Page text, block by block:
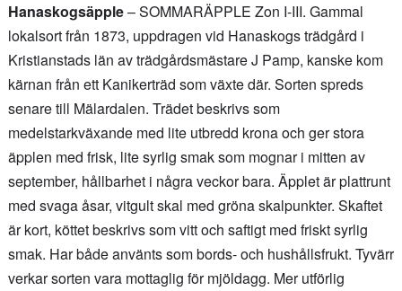
Hanaskogsäpple– SOMMARÄPPLE Zon I-III. Gammal
lokalsort från 1873, uppdragen vid Hanaskogs trädgård i
Kristianstads län av trädgårdsmästare J Pamp, kanske kom
kärnan från ett Kanikerträd som växte där. Sorten spreds
senare till Mälardalen. Trädet beskrivs som
medelstarkväxande med lite utbredd krona och ger stora
äpplen med frisk, lite syrlig smak som mognar i mitten av
september, hållbarhet i några veckor bara. Äpplet är plattrunt
med svaga åsar, vitgult skal med gröna skalpunkter. Skaftet
är kort, köttet beskrivs som vitt och saftigt med friskt syrlig
smak. Har både använts som bords- och hushållsfrukt. Tyvärr
verkar sorten vara mottaglig för mjöldagg. Mer utförlig